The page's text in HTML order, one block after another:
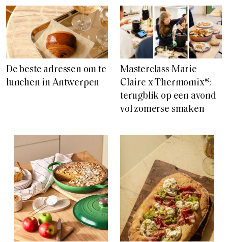
De beste adressen om te
lunchen in Antwerpen
Masterclass Marie
Claire x Thermomix®:
terugblik op een avond
vol zomerse smaken